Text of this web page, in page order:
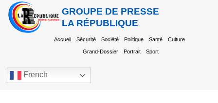
GROUPE DE PRESSE
LA RÉPUBLIQUE
Accueil Sécurité Société Politique Santé Culture
Grand-Dossier Portrait Sport
French